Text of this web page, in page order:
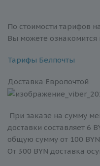
По стоимости тарифов
Вы можете
Тарифы Белпочты
Доставка Европочтой
При заказе на сумму
доставки составляет 6
общую сумму от 100 BYN
От 300 BYN доставка